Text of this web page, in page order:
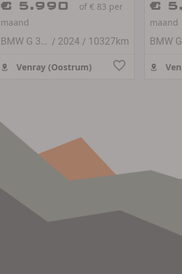
€ 5.990
of € 83 per
maand
BMW G 310 GS / 2024 / 10327km
Venray (Oostrum)
€
maand